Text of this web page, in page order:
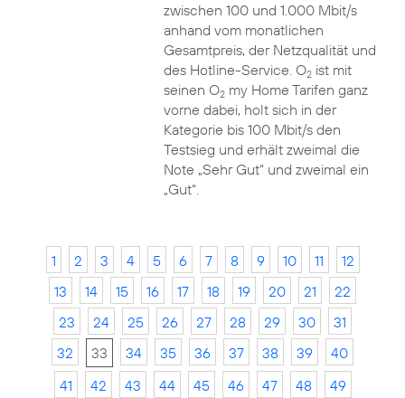
zwischen 100 und 1.000 Mbit/s
anhand vom monatlichen
Gesamtpreis, der Netzqualität und
des Hotline-Service. O2ist mit
seinen O2my Home Tarifen ganz
vorne dabei, holt sich in der
Kategorie bis 100 Mbit/s den
Testsieg und erhält zweimal die
Note „Sehr Gut“ und zweimal ein
„Gut“.
1 2 3 4 5 6 7 8 9 10 11
12
13
14 15 16 17 18 19 20 21
22
23
24 25 26 27 28 29 30
31
32
33 34 35 36 37 38 39
40
41
42 43 44 45 46 47 48
49